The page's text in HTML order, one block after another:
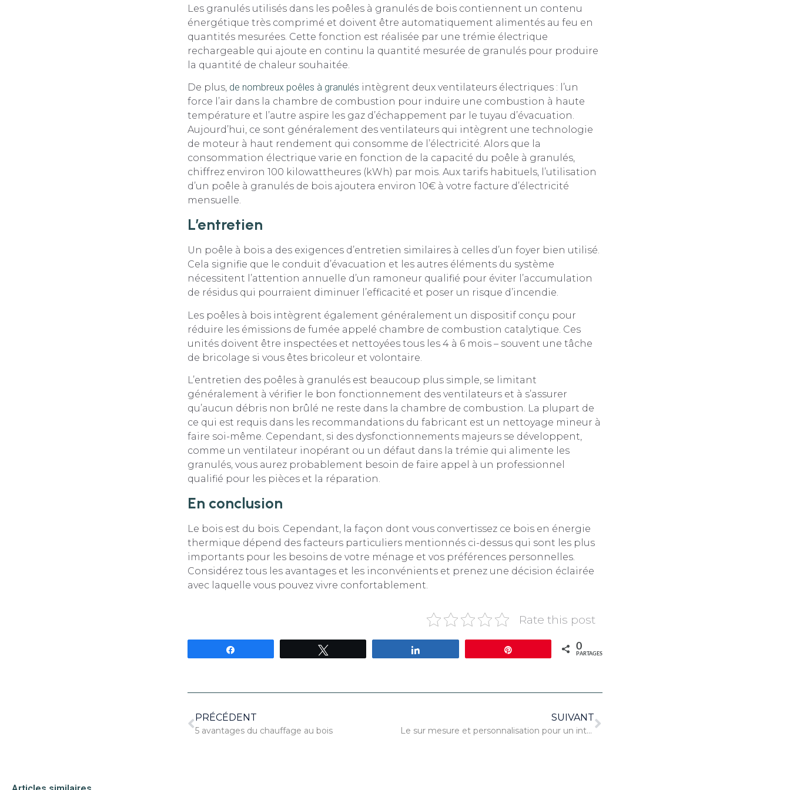
Les granulés utilisés dans les poêles à granulés de bois contiennent un contenu
énergétique très comprimé et doivent être automatiquement alimentés au feu en
quantités mesurées. Cette fonction est réalisée par une trémie électrique
rechargeable qui ajoute en continu la quantité mesurée de granulés pour produire
la quantité de chaleur souhaitée.
De plus, de nombreux poêles à granulés intègrent deux ventilateurs électriques : l’un
force l’air dans la chambre de combustion pour induire une combustion à haute
température et l’autre aspire les gaz d’échappement par le tuyau d’évacuation.
Aujourd’hui, ce sont généralement des ventilateurs qui intègrent une technologie
de moteur à haut rendement qui consomme de l’électricité. Alors que la
consommation électrique varie en fonction de la capacité du poêle à granulés,
chiffrez environ 100 kilowattheures (kWh) par mois. Aux tarifs habituels, l’utilisation
d’un poêle à granulés de bois ajoutera environ 10€ à votre facture d’électricité
mensuelle.
L’entretien
Un poêle à bois a des exigences d’entretien similaires à celles d’un foyer bien utilisé.
Cela signifie que le conduit d’évacuation et les autres éléments du système
nécessitent l’attention annuelle d’un ramoneur qualifié pour éviter l’accumulation
de résidus qui pourraient diminuer l’efficacité et poser un risque d’incendie.
Les poêles à bois intègrent également généralement un dispositif conçu pour
réduire les émissions de fumée appelé chambre de combustion catalytique. Ces
unités doivent être inspectées et nettoyées tous les 4 à 6 mois – souvent une tâche
de bricolage si vous êtes bricoleur et volontaire.
L’entretien des poêles à granulés est beaucoup plus simple, se limitant
généralement à vérifier le bon fonctionnement des ventilateurs et à s’assurer
qu’aucun débris non brûlé ne reste dans la chambre de combustion. La plupart de
ce qui est requis dans les recommandations du fabricant est un nettoyage mineur à
faire soi-même. Cependant, si des dysfonctionnements majeurs se développent,
comme un ventilateur inopérant ou un défaut dans la trémie qui alimente les
granulés, vous aurez probablement besoin de faire appel à un professionnel
qualifié pour les pièces et la réparation.
En conclusion
Le bois est du bois. Cependant, la façon dont vous convertissez ce bois en énergie
thermique dépend des facteurs particuliers mentionnés ci-dessus qui sont les plus
importants pour les besoins de votre ménage et vos préférences personnelles.
Considérez tous les avantages et les inconvénients et prenez une décision éclairée
avec laquelle vous pouvez vivre confortablement.
Rate this post
0
PARTAGES
PRÉCÉDENT
5 avantages du chauffage au bois
SUIVANT
Le sur mesure et personnalisation pour un intérieur unique